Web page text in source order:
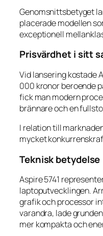
Genomsnittsbetyget
placerade modellen
exceptionell
Prisvärdhet i sitt
Vid lansering kostade
000 kronor beroende
fick man modern
brännare och en
I relation till
mycket
Teknisk betydelse
Aspire 5741
laptoputvecklingen.
grafik och processor
varandra, lade
mer kompakta och